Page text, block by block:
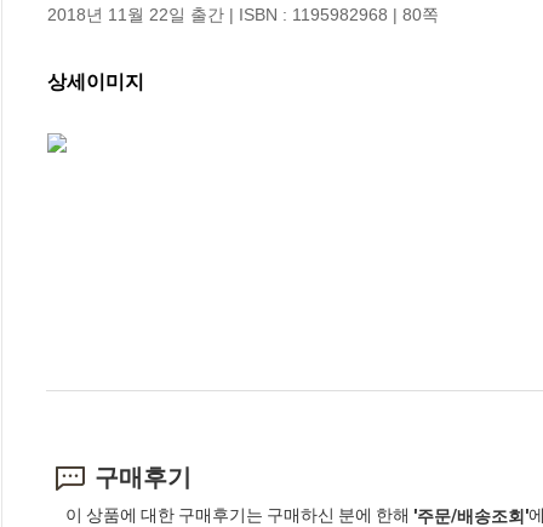
2018년 11월 22일 출간 | ISBN : 1195982968 | 80쪽
상세이미지
구매후기
이 상품에 대한 구매후기는 구매하신 분에 한해 '주문/배송조회'